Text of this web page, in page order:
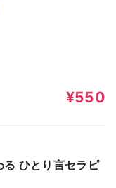
¥550
ひとり言セラピ